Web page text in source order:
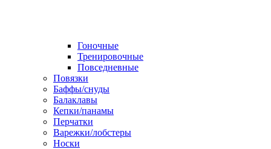
Гоночные
Тренировочные
Повседневные
Повязки
Баффы/снуды
Балаклавы
Кепки/панамы
Перчатки
Варежки/лобстеры
Носки